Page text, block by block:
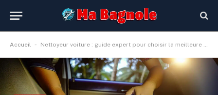
Accueil - Nettoyeur voiture : guide expert pour choisir la meilleure shampouineuse